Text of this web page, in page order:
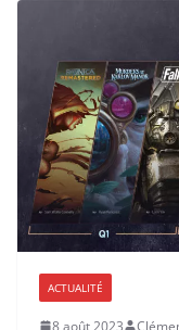
ACTUALITÉ
8 août 2023